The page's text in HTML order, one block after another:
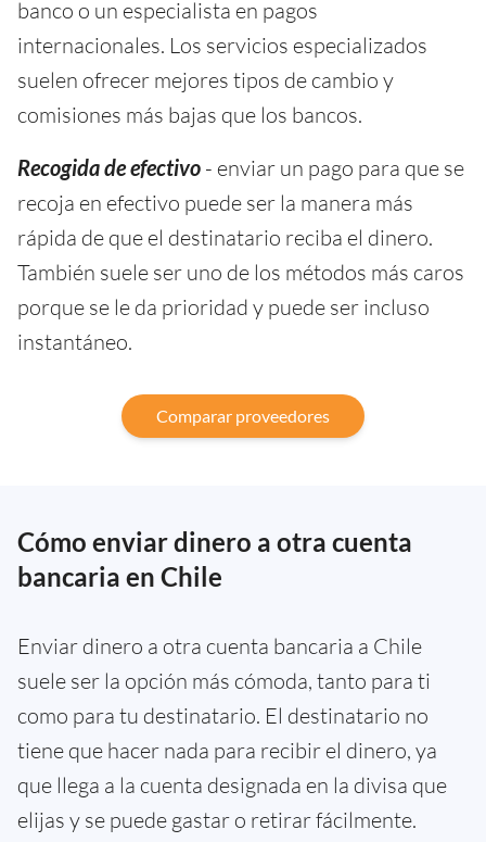
banco o un especialista en pagos
internacionales. Los servicios especializados
suelen ofrecer mejores tipos de cambio y
comisiones más bajas que los bancos.
Recogida de efectivo - enviar un pago para que se
recoja en efectivo puede ser la manera más
rápida de que el destinatario reciba el dinero.
También suele ser uno de los métodos más caros
porque se le da prioridad y puede ser incluso
instantáneo.
Comparar proveedores
Cómo enviar dinero a otra cuenta
bancaria en Chile
Enviar dinero a otra cuenta bancaria a Chile
suele ser la opción más cómoda, tanto para ti
como para tu destinatario. El destinatario no
tiene que hacer nada para recibir el dinero, ya
que llega a la cuenta designada en la divisa que
elijas y se puede gastar o retirar fácilmente.